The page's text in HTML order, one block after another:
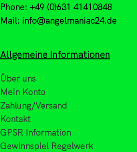
Phone: +49 (0)631 41410848
Mail: info@angelmaniac24.de
Allgemeine Informationen
Über uns
Mein Konto
Zahlung/Versand
Kontakt
GPSR Information
Gewinnspiel Regelwerk